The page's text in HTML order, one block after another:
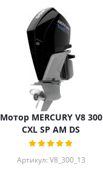
Мотор MERCURY V8 300
CXL SP AM DS
Артикул: V8_300_13